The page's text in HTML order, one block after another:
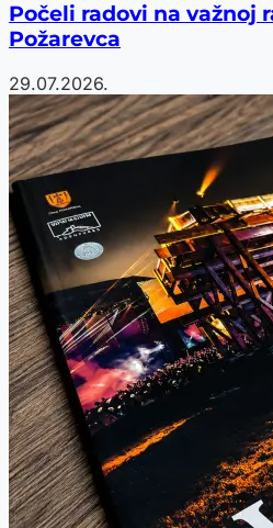
Počeli radovi na važnoj
Požarevca
29.07.2026.